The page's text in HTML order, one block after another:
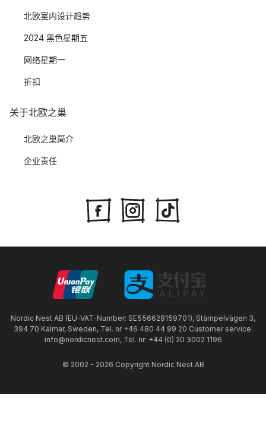
北欧室内设计趋势
2024 黑色星期五
网络星期一
折扣
关于北欧之巢
北欧之巢简介
企业责任
Nordic Nest AB (EU-VAT-Number: SE556628159701), Stämpelvägen 3,
394 70 Kalmar, Sweden, Tel. nr +46 480 44 99 20 Customer service:
info@nordicnest.com, Tel. nr: +44 (0) 20 3002 1196
© 2002 - 2026 Copyright Nordic Nest AB